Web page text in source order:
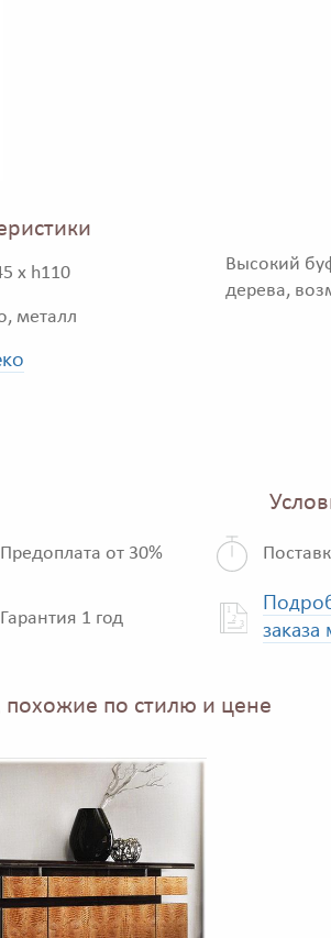
x h110
металл
Высокий
дерева,
Предоплата от 30%
Гарантия 1 год
заказа
по стилю и цене